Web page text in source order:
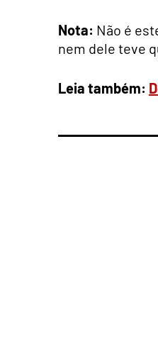
Nota: Não é
nem dele teve
Leia também: